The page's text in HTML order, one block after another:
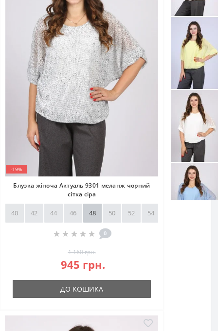
-19%
Блузка жіноча Актуаль 9301 меланж чорний
сітка сіра
40 42 44 46 48 50 52 54
0
1 160 грн.
945 грн.
ДО КОШИКА